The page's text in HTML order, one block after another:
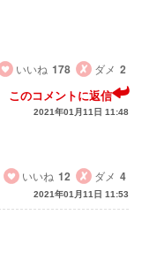
いいね 178 ダメ 2
このコメントに返信
2021年01月11日 11:48
いいね 12 ダメ 4
2021年01月11日 11:53